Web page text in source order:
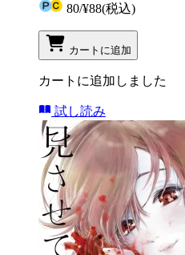
80/¥88(税込)
カートに追加
カートに追加しました
試し読み